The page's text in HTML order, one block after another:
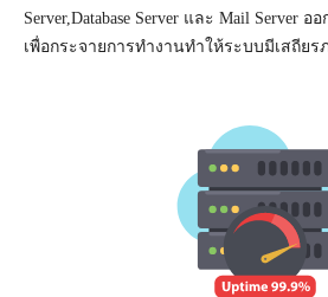
Server,Database Server และ Mail Server
เพื่อกระจายการทำงานทำให้ระบบมีเสถียร